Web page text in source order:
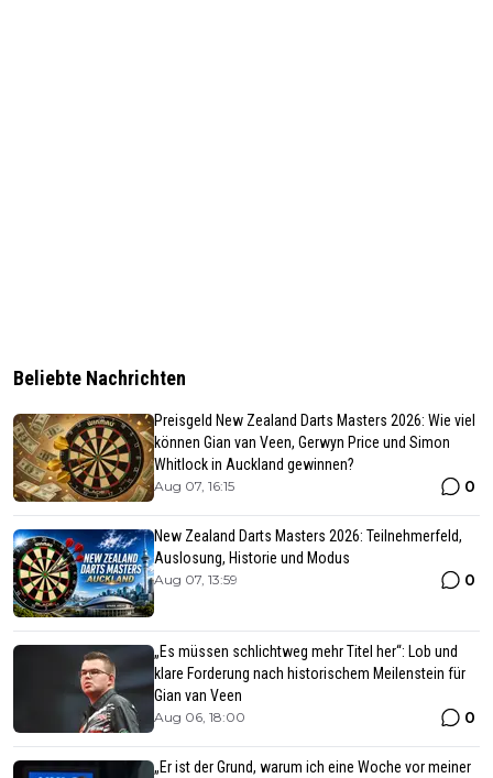
Beliebte Nachrichten
Preisgeld New Zealand Darts Masters 2026: Wie viel
können Gian van Veen, Gerwyn Price und Simon
Whitlock in Auckland gewinnen?
Aug 07, 16:15 0
New Zealand Darts Masters 2026: Teilnehmerfeld,
Auslosung, Historie und Modus
Aug 07, 13:59 0
„Es müssen schlichtweg mehr Titel her“: Lob und
klare Forderung nach historischem Meilenstein für
Gian van Veen
Aug 06, 18:00 0
„Er ist der Grund, warum ich eine Woche vor meiner